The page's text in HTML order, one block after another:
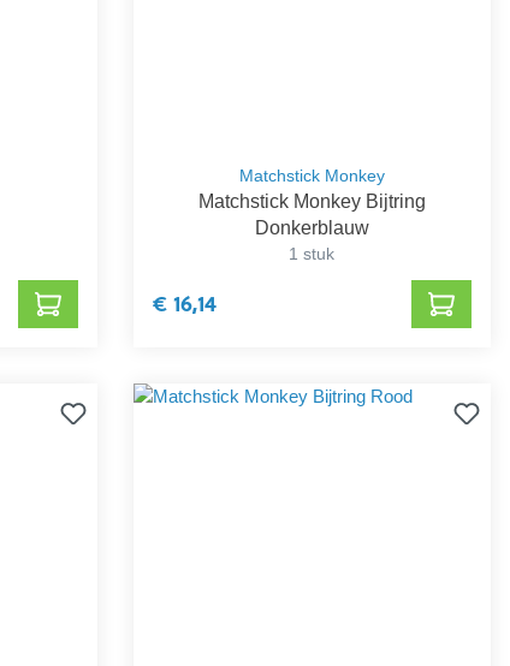
Matchstick Monkey
Matchstick Monkey Bijtring
Donkerblauw
1 stuk
€ 16,14